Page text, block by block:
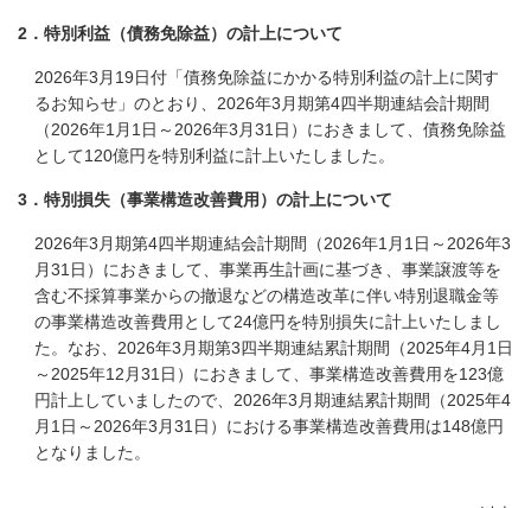
2．特別利益（債務免除益）の計上について
2026年3月19日付「債務免除益にかかる特別利益の計上に関す
るお知らせ」のとおり、2026年3月期第4四半期連結会計期間
（2026年1月1日～2026年3月31日）におきまして、債務免除益
として120億円を特別利益に計上いたしました。
3．特別損失（事業構造改善費用）の計上について
2026年3月期第4四半期連結会計期間（2026年1月1日～2026年3
月31日）におきまして、事業再生計画に基づき、事業譲渡等を
含む不採算事業からの撤退などの構造改革に伴い特別退職金等
の事業構造改善費用として24億円を特別損失に計上いたしまし
た。なお、2026年3月期第3四半期連結累計期間（2025年4月1日
～2025年12月31日）におきまして、事業構造改善費用を123億
円計上していましたので、2026年3月期連結累計期間（2025年4
月1日～2026年3月31日）における事業構造改善費用は148億円
となりました。